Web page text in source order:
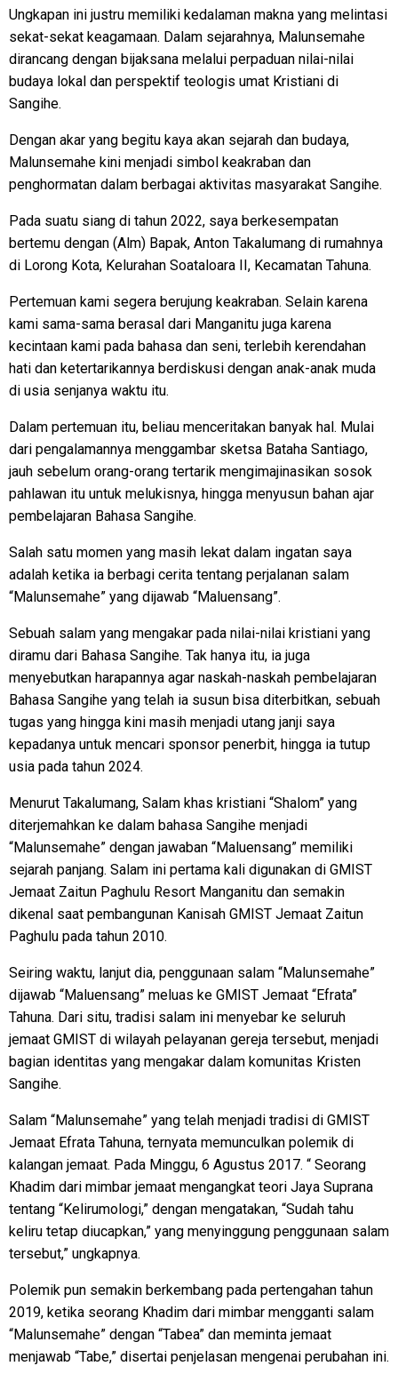
Ungkapan ini justru memiliki kedalaman makna yang melintasi
sekat-sekat keagamaan. Dalam sejarahnya, Malunsemahe
dirancang dengan bijaksana melalui perpaduan nilai-nilai
budaya lokal dan perspektif teologis umat Kristiani di
Sangihe.
Dengan akar yang begitu kaya akan sejarah dan budaya,
Malunsemahe kini menjadi simbol keakraban dan
penghormatan dalam berbagai aktivitas masyarakat Sangihe.
Pada suatu siang di tahun 2022, saya berkesempatan
bertemu dengan (Alm) Bapak, Anton Takalumang di rumahnya
di Lorong Kota, Kelurahan Soataloara II, Kecamatan Tahuna.
Pertemuan kami segera berujung keakraban. Selain karena
kami sama-sama berasal dari Manganitu juga karena
kecintaan kami pada bahasa dan seni, terlebih kerendahan
hati dan ketertarikannya berdiskusi dengan anak-anak muda
di usia senjanya waktu itu.
Dalam pertemuan itu, beliau menceritakan banyak hal. Mulai
dari pengalamannya menggambar sketsa Bataha Santiago,
jauh sebelum orang-orang tertarik mengimajinasikan sosok
pahlawan itu untuk melukisnya, hingga menyusun bahan ajar
pembelajaran Bahasa Sangihe.
Salah satu momen yang masih lekat dalam ingatan saya
adalah ketika ia berbagi cerita tentang perjalanan salam
“Malunsemahe” yang dijawab “Maluensang”.
Sebuah salam yang mengakar pada nilai-nilai kristiani yang
diramu dari Bahasa Sangihe. Tak hanya itu, ia juga
menyebutkan harapannya agar naskah-naskah pembelajaran
Bahasa Sangihe yang telah ia susun bisa diterbitkan, sebuah
tugas yang hingga kini masih menjadi utang janji saya
kepadanya untuk mencari sponsor penerbit, hingga ia tutup
usia pada tahun 2024.
Menurut Takalumang, Salam khas kristiani “Shalom” yang
diterjemahkan ke dalam bahasa Sangihe menjadi
“Malunsemahe” dengan jawaban “Maluensang” memiliki
sejarah panjang. Salam ini pertama kali digunakan di GMIST
Jemaat Zaitun Paghulu Resort Manganitu dan semakin
dikenal saat pembangunan Kanisah GMIST Jemaat Zaitun
Paghulu pada tahun 2010.
Seiring waktu, lanjut dia, penggunaan salam “Malunsemahe”
dijawab “Maluensang” meluas ke GMIST Jemaat “Efrata”
Tahuna. Dari situ, tradisi salam ini menyebar ke seluruh
jemaat GMIST di wilayah pelayanan gereja tersebut, menjadi
bagian identitas yang mengakar dalam komunitas Kristen
Sangihe.
Salam “Malunsemahe” yang telah menjadi tradisi di GMIST
Jemaat Efrata Tahuna, ternyata memunculkan polemik di
kalangan jemaat. Pada Minggu, 6 Agustus 2017. “ Seorang
Khadim dari mimbar jemaat mengangkat teori Jaya Suprana
tentang “Kelirumologi,” dengan mengatakan, “Sudah tahu
keliru tetap diucapkan,” yang menyinggung penggunaan salam
tersebut,” ungkapnya.
Polemik pun semakin berkembang pada pertengahan tahun
2019, ketika seorang Khadim dari mimbar mengganti salam
“Malunsemahe” dengan “Tabea” dan meminta jemaat
menjawab “Tabe,” disertai penjelasan mengenai perubahan ini.